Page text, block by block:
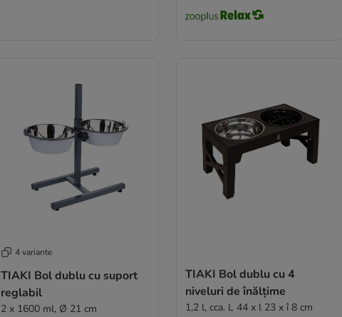
4 variante
TIAKI Bol dublu cu suport
reglabil
2 x 1600 ml, Ø 21 cm
TIAKI Bol dublu cu 4
niveluri de înălțime
1,2 l, cca. L 44 x l 23 x î 8 cm